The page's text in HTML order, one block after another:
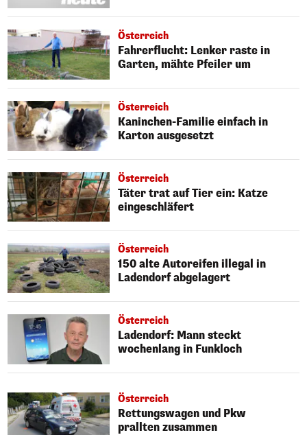
Österreich
Fahrerflucht: Lenker raste in
Garten, mähte Pfeiler um
Österreich
Kaninchen-Familie einfach in
Karton ausgesetzt
Österreich
Täter trat auf Tier ein: Katze
eingeschläfert
Österreich
150 alte Autoreifen illegal in
Ladendorf abgelagert
Österreich
Ladendorf: Mann steckt
wochenlang in Funkloch
Österreich
Rettungswagen und Pkw
prallten zusammen